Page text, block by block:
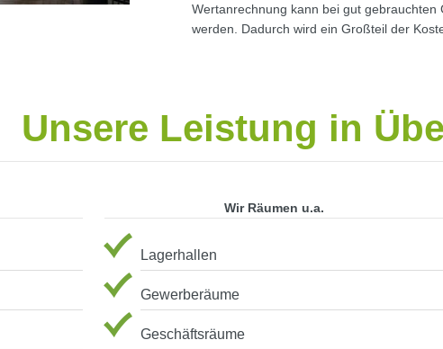
Wertanrechnung kann bei gut
werden. Dadurch wird ein Großteil der
Unsere Leistung in
Wir Räumen u.a.
Lagerhallen
Gewerberäume
Geschäftsräume